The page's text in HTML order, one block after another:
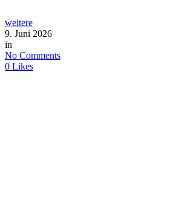
weitere
9. Juni 2026
in
No Comments
0 Likes